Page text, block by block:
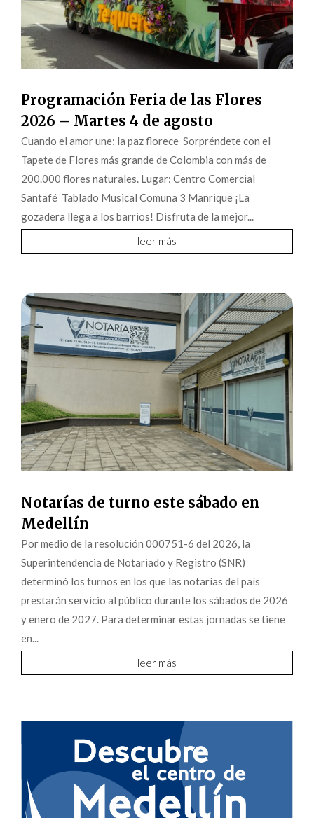
Programación Feria de las Flores
2026 – Martes 4 de agosto
Cuando el amor une; la paz florece Sorpréndete con el
Tapete de Flores más grande de Colombia con más de
200.000 flores naturales. Lugar: Centro Comercial
Santafé Tablado Musical Comuna 3 Manrique ¡La
gozadera llega a los barrios! Disfruta de la mejor...
leer más
Notarías de turno este sábado en
Medellín
Por medio de la resolución 000751-6 del 2026, la
Superintendencia de Notariado y Registro (SNR)
determinó los turnos en los que las notarías del país
prestarán servicio al público durante los sábados de 2026
y enero de 2027. Para determinar estas jornadas se tiene
en...
leer más